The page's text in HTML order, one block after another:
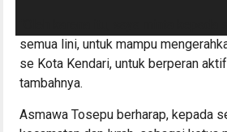
semua lini, untuk mampu
se Kota Kendari, untuk berperan
tambahnya.
Asmawa Tosepu berharap, kepada